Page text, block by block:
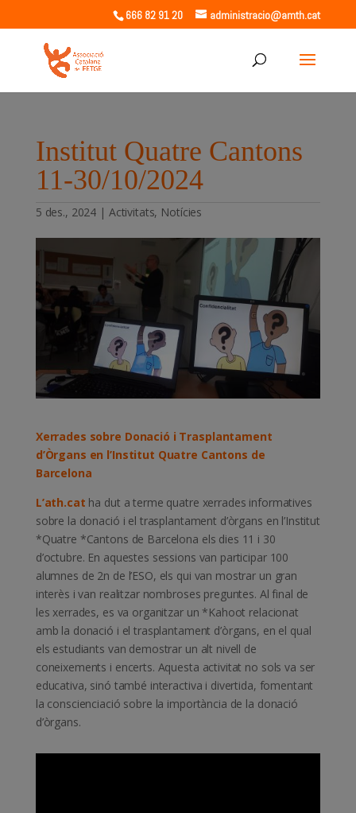
666 82 91 20 administracio@amth.cat
Institut Quatre Cantons
11-30/10/2024
5 des., 2024 | Activitats, Notícies
Xerrades sobre Donació i Trasplantament
d’Òrgans en l’Institut Quatre Cantons de
Barcelona
L’ath.cat ha dut a terme quatre xerrades informatives
sobre la donació i el trasplantament d’òrgans en l’Institut
*Quatre *Cantons de Barcelona els dies 11 i 30
d’octubre. En aquestes sessions van participar 100
alumnes de 2n de l’ESO, els qui van mostrar un gran
interès i van realitzar nombroses preguntes. Al final de
les xerrades, es va organitzar un *Kahoot relacionat
amb la donació i el trasplantament d’òrgans, en el qual
els estudiants van demostrar un alt nivell de
coneixements i encerts. Aquesta activitat no sols va ser
educativa, sinó també interactiva i divertida, fomentant
la conscienciació sobre la importància de la donació
d’òrgans.